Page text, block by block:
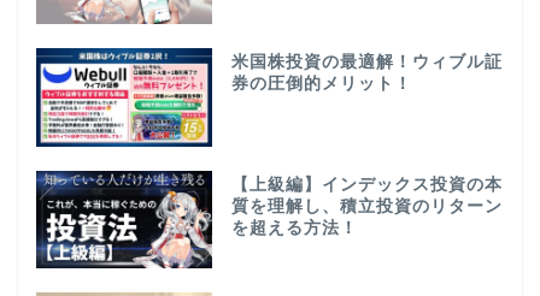
米国株投資の最適解！ウィブル証
券の圧倒的メリット！
【上級編】インデックス投資の本
質を理解し、積立投資のリターン
を超える方法！